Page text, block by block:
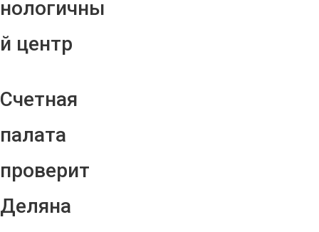
нологичны
й центр
Счетная
палата
проверит
Деляна